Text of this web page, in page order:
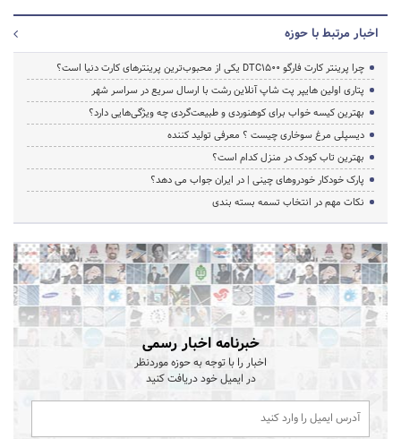
اخبار مرتبط با حوزه
چرا پرینتر کارت فارگو DTC1500 یکی از محبوب‌ترین پرینترهای کارت دنیا است؟
پتاری اولین هایپر پت شاپ آنلاین رشت با ارسال سریع در سراسر شهر
بهترین کیسه خواب برای کوهنوردی و طبیعت‌گردی چه ویژگی‌هایی دارد؟
دیسپلی مرغ سوخاری چیست ؟ معرفی تولید کننده
بهترین تاب کودک در منزل کدام است؟
پارک خودکار خودروهای چینی | در ایران جواب می دهد؟
نکات مهم در انتخاب تسمه بسته بندی
خبرنامه اخبار رسمی
اخبار را با توجه به حوزه موردنظر
در ایمیل خود دریافت کنید